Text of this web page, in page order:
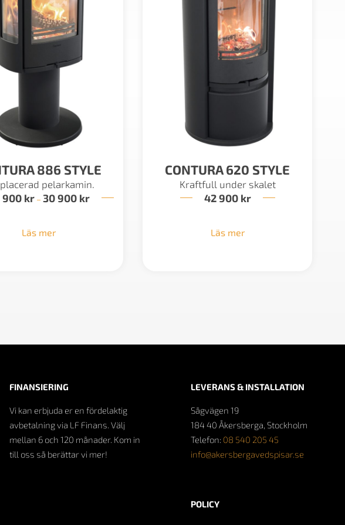
886 STYLE
pelarkamin.
900 kr – 30 900 krPrisintervall:
Läs mer
CONTURA 620 STYLE
Kraftfull under skalet
42 900 kr
Läs mer
FINANSIERING
Vi kan erbjuda er en fördelaktig
avbetalning via LF Finans. Välj
mellan 6 och 120 månader. Kom in
till oss så berättar vi mer!
LEVERANS & INSTALLATION
Sågvägen 19
184 40 Åkersberga, Stockholm
Telefon: 08 540 205 45
info@akersbergavedspisar.se
POLICY